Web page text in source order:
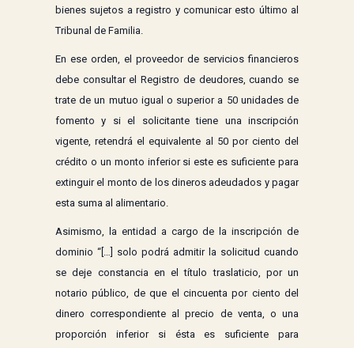
bienes sujetos a registro y comunicar esto último al
Tribunal de Familia.
En ese orden, el proveedor de servicios financieros
debe consultar el Registro de deudores, cuando se
trate de un mutuo igual o superior a 50 unidades de
fomento y si el solicitante tiene una inscripción
vigente, retendrá el equivalente al 50 por ciento del
crédito o un monto inferior si este es suficiente para
extinguir el monto de los dineros adeudados y pagar
esta suma al alimentario.
Asimismo, la entidad a cargo de la inscripción de
dominio “[…] solo podrá admitir la solicitud cuando
se deje constancia en el título traslaticio, por un
notario público, de que el cincuenta por ciento del
dinero correspondiente al precio de venta, o una
proporción inferior si ésta es suficiente para